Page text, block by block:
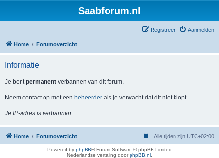
Saabforum.nl
Aanmelden
Registreer
Home Forumoverzicht
Informatie
Je bentpermanent verbannen van dit forum.
Neem contact op met een beheerder als je verwacht dat dit niet klopt.
Je IP-adres is verbannen.
Home Forumoverzicht Alle tijden zijn UTC+02:00
Powered by phpBB® Forum Software © phpBB Limited
Nederlandse vertaling doorphpBB.nl